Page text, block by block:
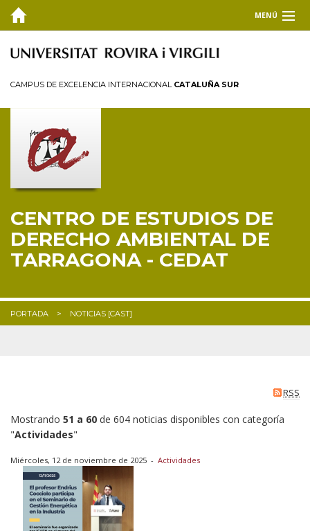
MENÚ
EL CEDAT
Miembros
Personal investigador
Reglamento
FORMACIÓN
INVESTIGACIÓN Y TRANSFERENCIA
CAMPUS DE EXCELENCIA INTERNACIONAL CATALUÑA SUR
CENTRO DE ESTUDIOS DE
DERECHO AMBIENTAL DE
TARRAGONA - CEDAT
PORTADA NOTICIAS [CAST]
RSS
Mostrando 51 a 60 de 604 noticias disponibles con categoría
"Actividades"
Miércoles, 12 de noviembre de 2025 - Actividades